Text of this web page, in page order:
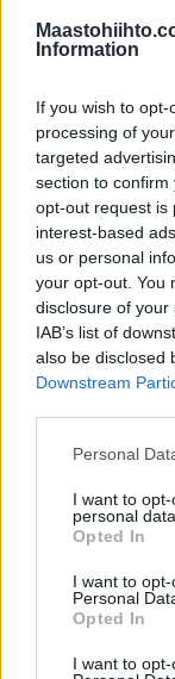
Information
If you wish to
processing of
targeted
section to
opt-out request is
interest-based
us or personal
your opt-out. You
disclosure of
IAB’s list of
also be disclosed
Downstream
Please note that
not limited to
grant or deny
use your data for
consent section.
Personal
I want to
personal data.
Opted In
I want to
Personal
Opted In
I want to
tavoitteena ja
sateessa
Anssi
– Ihan
tavoitteena,
Se on
Ainut mikä
nousun
varmaan
pääsee
vielä
väsähtää
laskuun